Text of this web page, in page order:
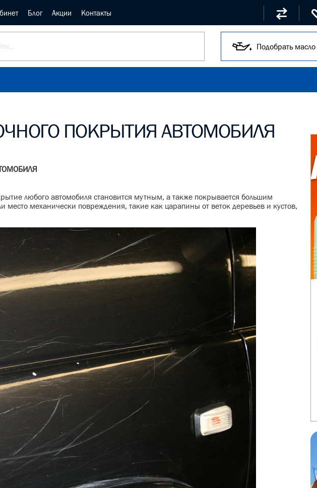
Блог Акции Контакты
Подобрать масло
ПОКРЫТИЯ АВТОМОБИЛЯ
любого автомобиля становится мутным, а также покрывается большим
место механически повреждения, такие как царапины от веток деревьев и кустов,